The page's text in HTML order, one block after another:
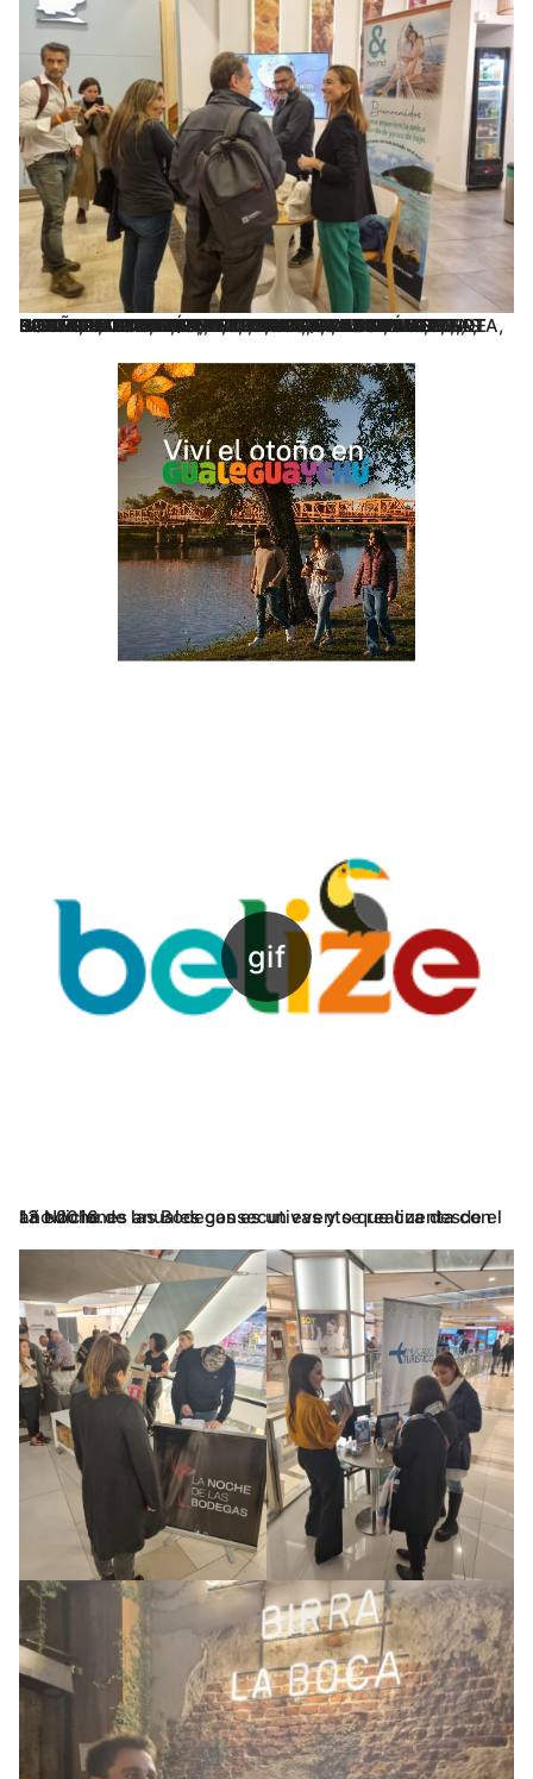
ESTUVIERON EN ESTA CONCURRIDA EDICIÓN DONDE PARTICIPARON MÁS DE 1200 PERSONAS Y LAS BODEGAS BOUTIQUE Y CONSAGRADAS: BIANCHI, CHAÑARMUYO, FERRARO WINES, SCRUGLI WINES, NORTON, GRAFFFIGNA, GIN RIBERA, TJ WINES, INESPERADO GIN, RJ WINES, BODEGAS ARAUJO, BODEGAS DEL DESIERTO, , NINA, VALLE DE LA PUERTA, CHELO LEMONCELLO, POSTALES DE LA PATAGONIA, HORIZONTE ANDINO, FELIX ENRIQUE 1931, BODEGAS DURET, LA RIOJANA, LUIGI BOSCA, WINE ESTATES, DISTRIBUIDORA FIDEL YY TONNEAU WINES.
La Noche de las Bodegas es un evento que cuenta con 13 ediciones anuales consecutivas y se realiza desde el año 2016.